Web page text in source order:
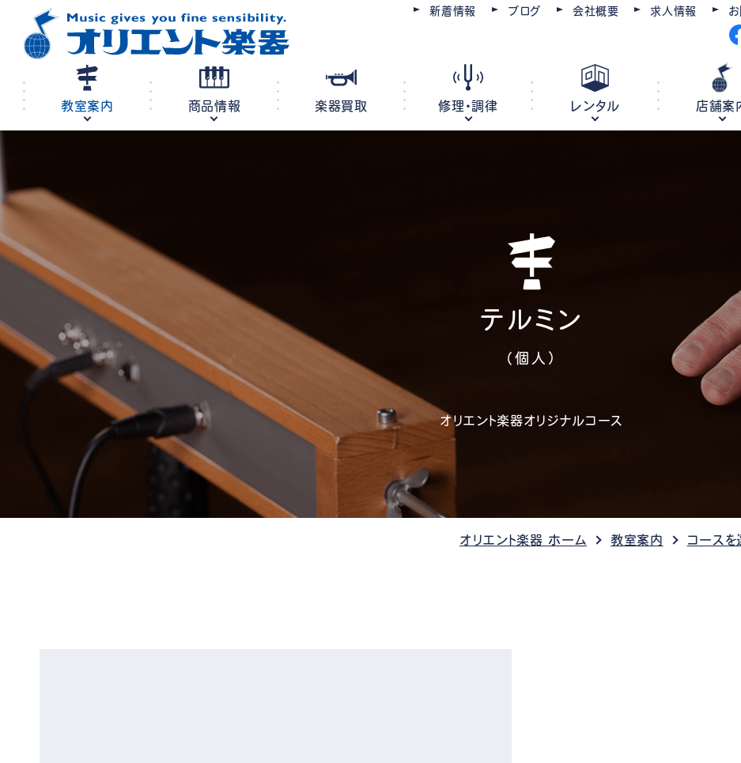
新着情報 ブログ 会社概要 求人情報
教室案内 商品情報
管楽器 防音・調音 チケッ
楽器買取 修理・調律 レンタル 店舗案
テルミン
（個人）
オリエント楽器オリジナルコース
オリエント楽器 ホーム 教室案内 コースを